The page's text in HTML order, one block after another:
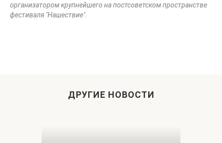
организатором крупнейшего на постсоветском пространстве
фестиваля "Нашествие".
ДРУГИЕ НОВОСТИ